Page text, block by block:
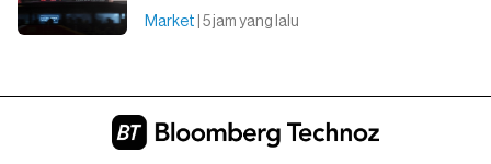
Market | 5 jam yang lalu